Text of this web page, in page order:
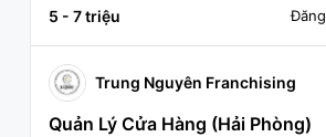
5 - 7 triệu
Đăng
Trung Nguyên Franchising
Quản Lý Cửa Hàng (Hải Phòng)